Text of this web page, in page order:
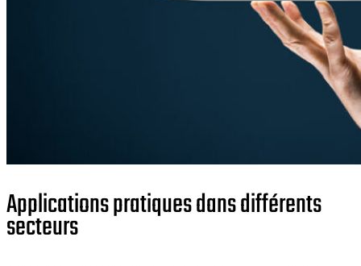
Applications pratiques dans différents
secteurs